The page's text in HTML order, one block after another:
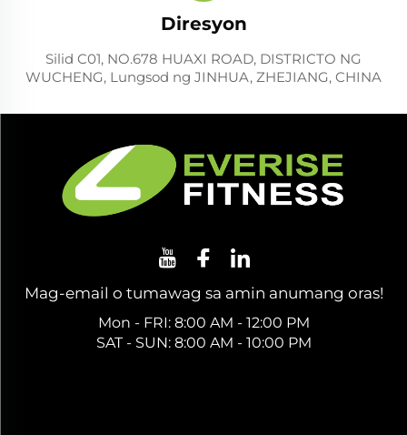
Diresyon
Silid C01, NO.678 HUAXI ROAD, DISTRICTO NG
WUCHENG, Lungsod ng JINHUA, ZHEJIANG, CHINA
Mag-email o tumawag sa amin anumang oras!
Mon - FRI: 8:00 AM - 12:00 PM
SAT - SUN: 8:00 AM - 10:00 PM